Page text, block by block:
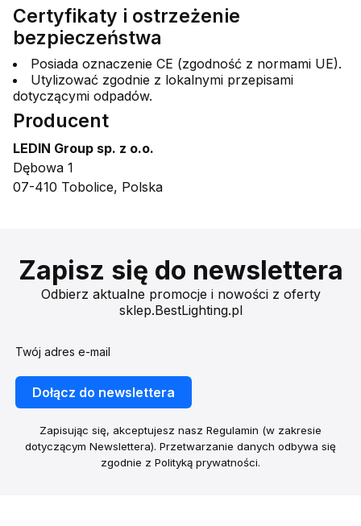
Certyfikaty i ostrzeżenie
bezpieczeństwa
Posiada oznaczenie CE (zgodność z normami UE).
Utylizować zgodnie z lokalnymi przepisami
dotyczącymi odpadów.
Producent
LEDIN Group sp. z o.o.
Dębowa 1
07-410 Tobolice, Polska
Zapisz się do newslettera
Odbierz aktualne promocje i nowości z oferty
sklep.BestLighting.pl
Twój adres e-mail
Dołącz do newslettera
Zapisując się, akceptujesz nasz Regulamin (w zakresie
dotyczącym Newslettera). Przetwarzanie danych odbywa się
zgodnie z Polityką prywatności.